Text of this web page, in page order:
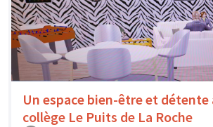
Un espace bien-être et détente
collège Le Puits de La Roche